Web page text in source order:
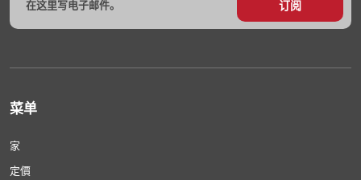
菜单
家
定價